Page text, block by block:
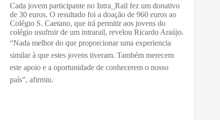
Cada jovem participante no Intra_Rail fez um donativo
de 30 euros. O resultado foi a doação de 960 euros ao
Colégio S. Caetano, que irá permitir aos jovens do
colégio usufruir de um intrarail, revelou Ricardo Araújo.
“Nada melhor do que proporcionar uma experiencia
similar à que estes jovens tiveram. Também merecem
este apoio e a oportunidade de conhecerem o nosso
país”, afirmiu.